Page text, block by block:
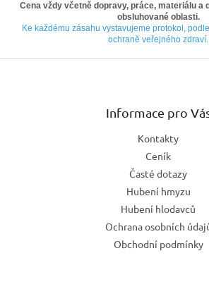
Cena vždy včetně dopravy, práce, materiálu a
obsluhované oblasti.
Ke každému zásahu vystavujeme protokol,
ochraně veřejného zdraví.
Informace pro
Kontakty
Ceník
Časté dotazy
Hubení hmyzu
Hubení hlodavců
Ochrana osobních
Obchodní podmínky